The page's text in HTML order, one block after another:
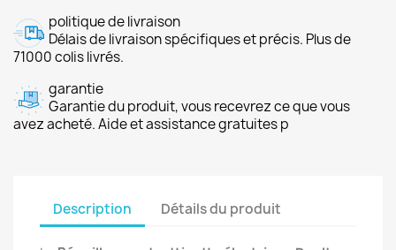
politique de livraison
Délais de livraison spécifiques et précis. Plus de
71000 colis livrés.
garantie
Garantie du produit, vous recevrez ce que vous
avez acheté. Aide et assistance gratuites p
Description Détails du produit